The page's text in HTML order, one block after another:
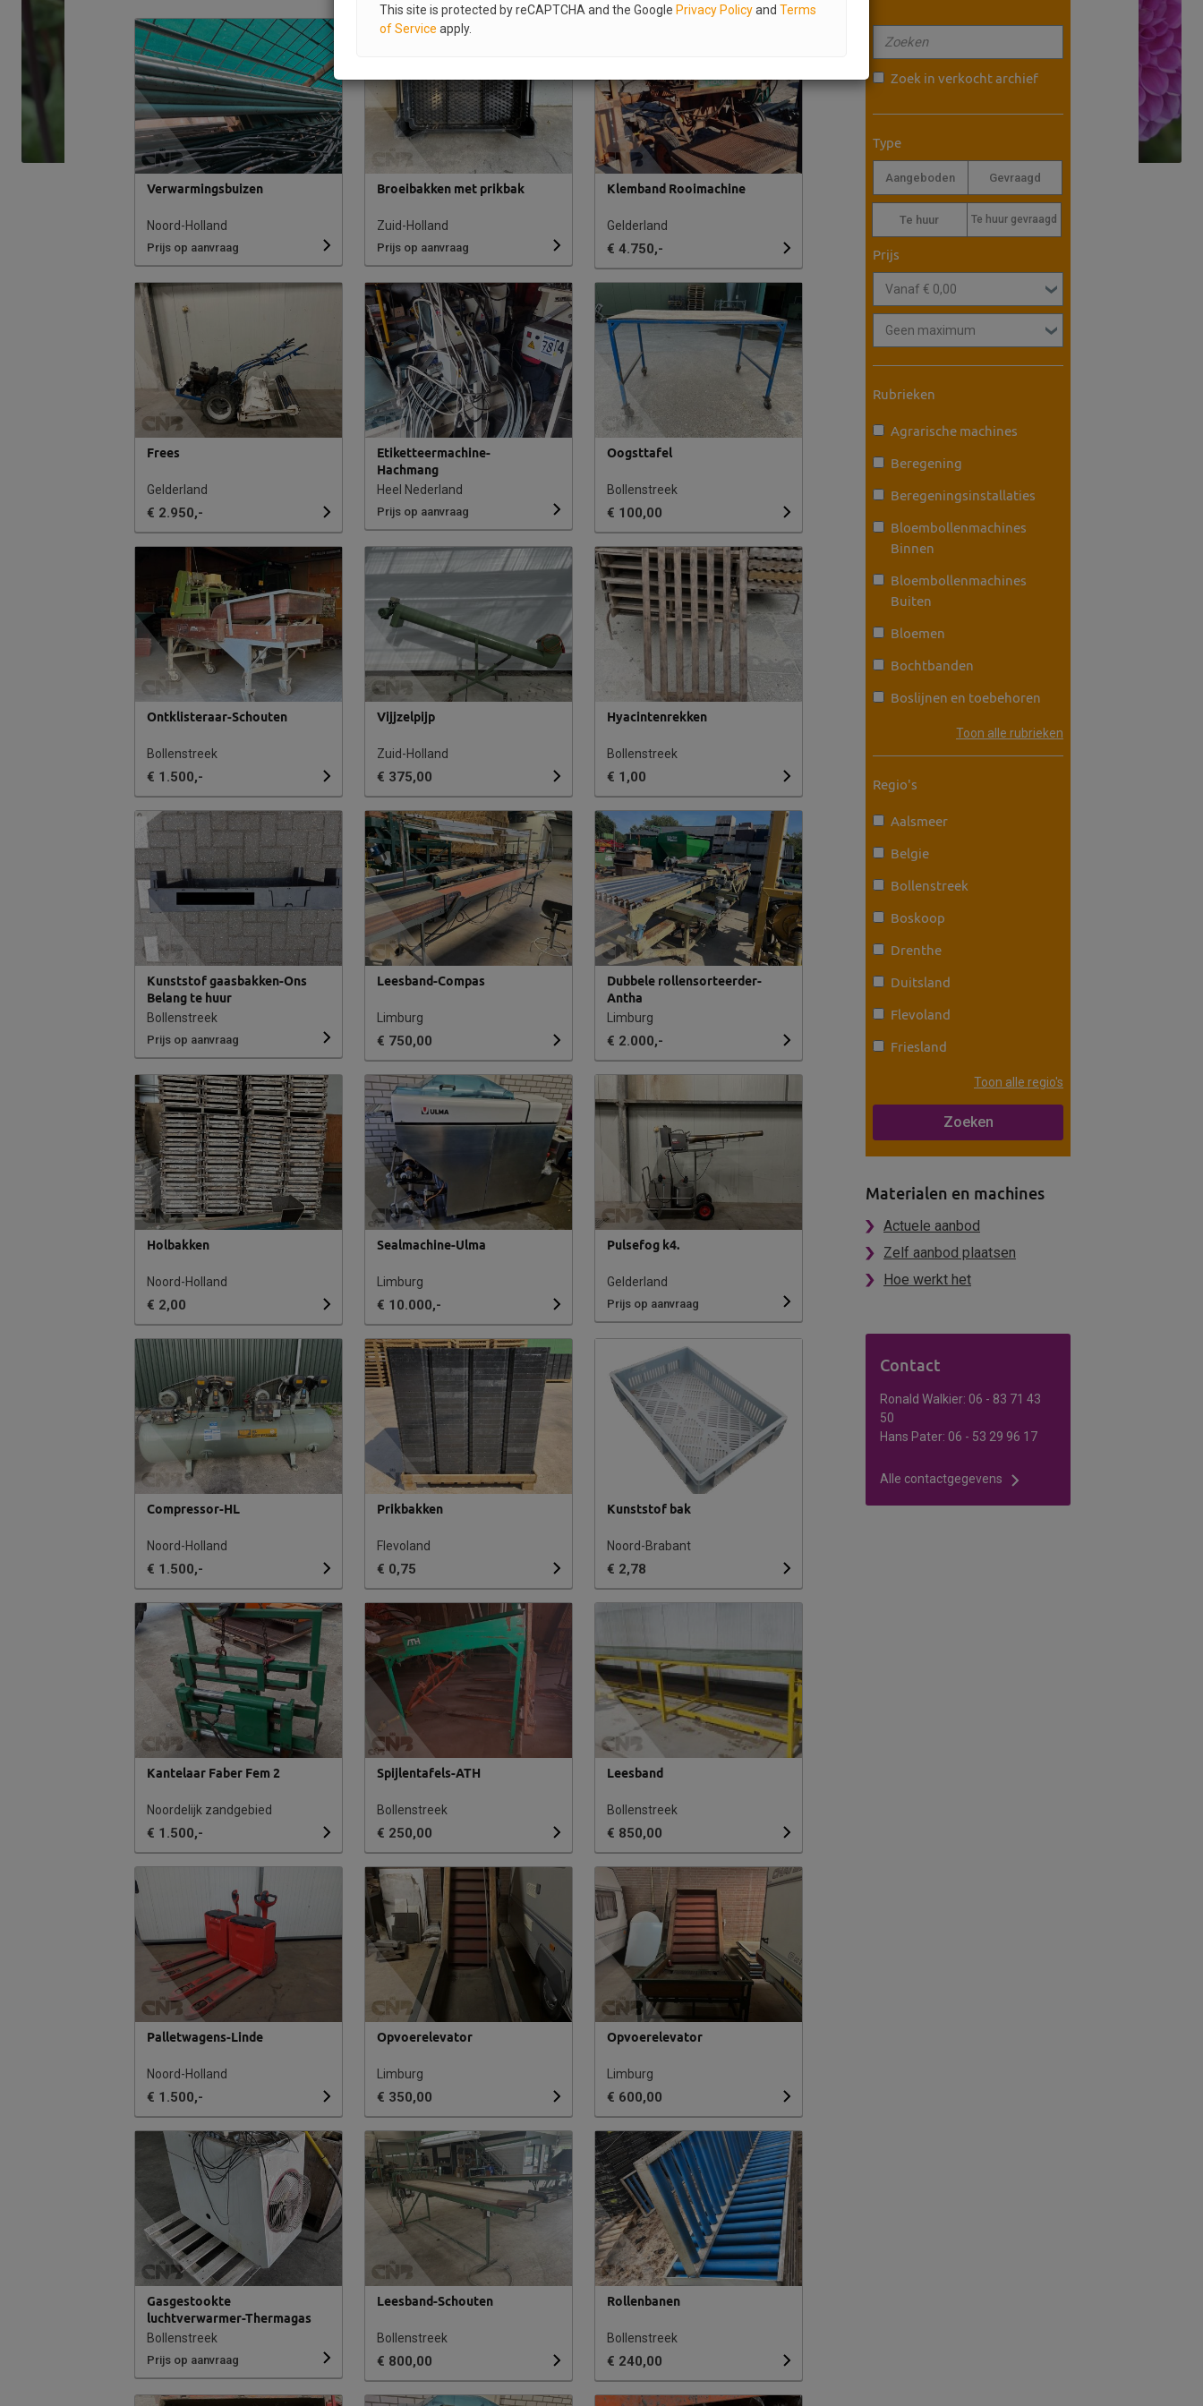
Verwarmingsbuizen
Noord-Holland
Prijs op aanvraag
Broeibakken met prikbak
Zuid-Holland
Prijs op aanvraag
Klemband Rooimachine
Gelderland
€ 4.750,-
Frees
Gelderland
€ 2.950,-
Etiketteermachine-
Hachmang
Heel Nederland
Prijs op aanvraag
Oogsttafel
Bollenstreek
€ 100,00
Ontklisteraar-Schouten
Bollenstreek
€ 1.500,-
Vijjzelpijp
Zuid-Holland
€ 375,00
Hyacintenrekken
Bollenstreek
€ 1,00
Kunststof gaasbakken-Ons
Belang te huur
Bollenstreek
Prijs op aanvraag
Leesband-Compas
Limburg
€ 750,00
Dubbele rollensorteerder-
Antha
Limburg
€ 2.000,-
Holbakken
Noord-Holland
€ 2,00
Sealmachine-Ulma
Limburg
€ 10.000,-
Pulsefog k4.
Gelderland
Prijs op aanvraag
Compressor-HL
Noord-Holland
€ 1.500,-
Prikbakken
Flevoland
€ 0,75
Kunststof bak
Noord-Brabant
€ 2,78
Kantelaar Faber Fem 2
Noordelijk zandgebied
€ 1.500,-
Spijlentafels-ATH
Bollenstreek
€ 250,00
Leesband
Bollenstreek
€ 850,00
Palletwagens-Linde
Noord-Holland
€ 1.500,-
Opvoerelevator
Limburg
€ 350,00
Opvoerelevator
Limburg
€ 600,00
Gasgestookte
luchtverwarmer-Thermagas
Bollenstreek
Prijs op aanvraag
Leesband-Schouten
Bollenstreek
€ 800,00
Rollenbanen
Bollenstreek
€ 240,00
Zoek in verkocht archief
Type
Aangeboden Gevraagd
Te huur Te huur gevraagd
Prijs
Rubrieken
Agrarische machines
Beregening
Beregeningsinstallaties
Bloembollenmachines
Binnen
Bloembollenmachines
Buiten
Bloemen
Bochtbanden
Boslijnen en toebehoren
Toon alle rubrieken
Regio's
Aalsmeer
Belgie
Bollenstreek
Boskoop
Drenthe
Duitsland
Flevoland
Friesland
Toon alle regio's
Materialen en machines
Actuele aanbod
Zelf aanbod plaatsen
Hoe werkt het
Contact
Ronald Walkier: 06 - 83 71 43
50
Hans Pater: 06 - 53 29 96 17
Alle contactgegevens
This site is protected by reCAPTCHA and the Google Privacy Policyand Terms
of Service apply.